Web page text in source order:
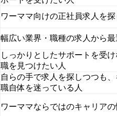
ワーママ向けの正社員求人を
幅広い業界・職種の求人から
しっかりとしたサポートを受
職を見つけたい人
自らの手で求人を探しつつも
職自体を迷っている人
ワーママならではのキャリア